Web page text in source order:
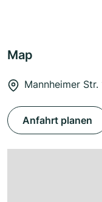
Map
Mannheimer
Anfahrt planen